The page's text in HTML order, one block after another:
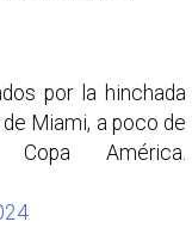
por la hinchada
Miami, a poco de
América.